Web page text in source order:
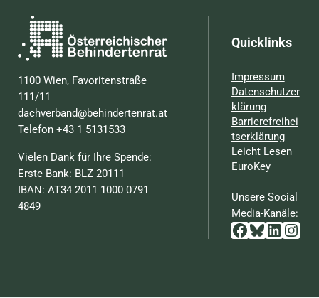
1100 Wien, Favoritenstraße
111/11
dachverband@behindertenrat.at
Telefon+43 1 5131533
Vielen Dank für Ihre Spende:
Erste Bank: BLZ 20111
IBAN: AT34 2011 1000 0791
4849
Quicklinks
Impressum
Datenschutzer
klärung
Barrierefreihei
tserklärung
Leicht Lesen
EuroKey
Unsere Social
Media-Kanäle:
Facebook
Bluesky